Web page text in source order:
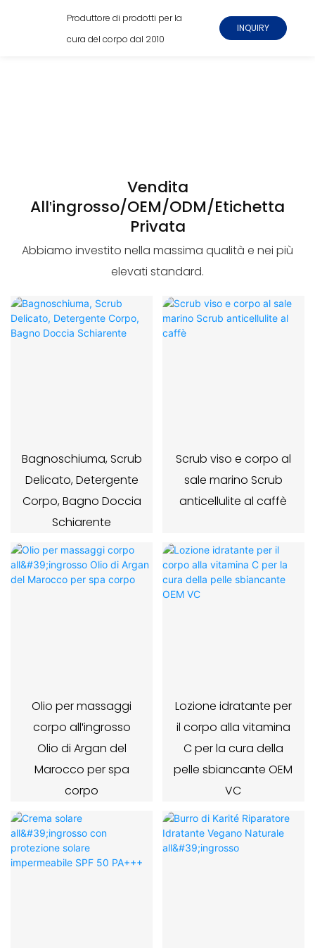
Produttore di prodotti per la
cura del corpo dal 2010
INQUIRY
Vendita
All'ingrosso/OEM/ODM/Etichetta
Privata
Abbiamo investito nella massima qualità e nei più
elevati standard.
Bagnoschiuma, Scrub
Delicato, Detergente
Corpo, Bagno Doccia
Schiarente
Scrub viso e corpo al
sale marino Scrub
anticellulite al caffè
Olio per massaggi
corpo all'ingrosso
Olio di Argan del
Marocco per spa
corpo
Lozione idratante per
il corpo alla vitamina
C per la cura della
pelle sbiancante OEM
VC